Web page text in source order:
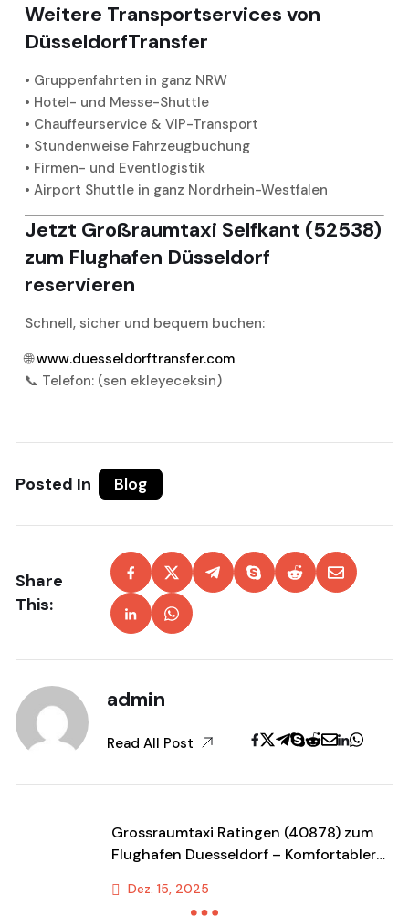
Weitere Transportservices von
DüsseldorfTransfer
• Gruppenfahrten in ganz NRW
• Hotel- und Messe-Shuttle
• Chauffeurservice & VIP-Transport
• Stundenweise Fahrzeugbuchung
• Firmen- und Eventlogistik
• Airport Shuttle in ganz Nordrhein-Westfalen
Jetzt Großraumtaxi Selfkant (52538)
zum Flughafen Düsseldorf
reservieren
Schnell, sicher und bequem buchen:
🌐www.duesseldorftransfer.com
📞 Telefon: (sen ekleyeceksin)
Posted In Blog
Share
This:
admin
Read All Post
Grossraumtaxi Ratingen (40878) zum
Flughafen Duesseldorf – Komfortabler
Dez. 15, 2025